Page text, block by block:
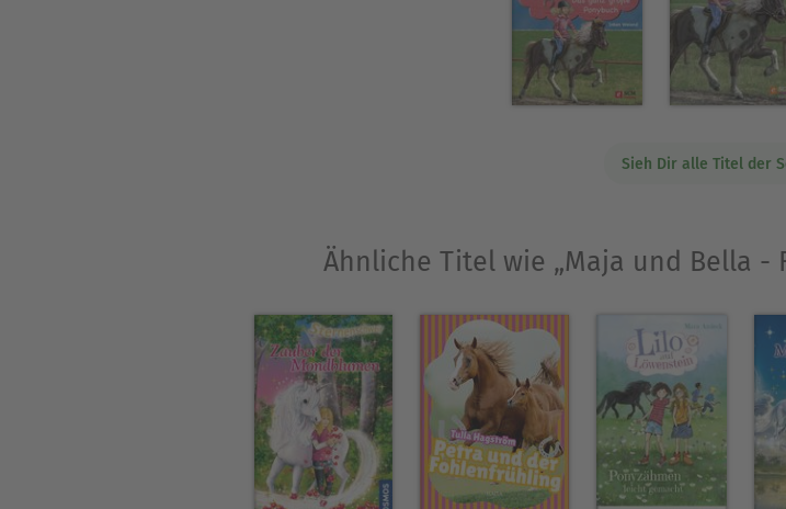
Sieh Dir alle Titel der
Ähnliche Titel wie „Maja und Bella